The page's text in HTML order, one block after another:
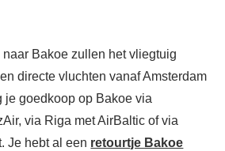
Bakoe zullen het vliegtuig
directe vluchten vanaf Amsterdam
je goedkoop op Bakoe via
via Riga met AirBaltic of via
Je hebt al een retourtje Bakoe